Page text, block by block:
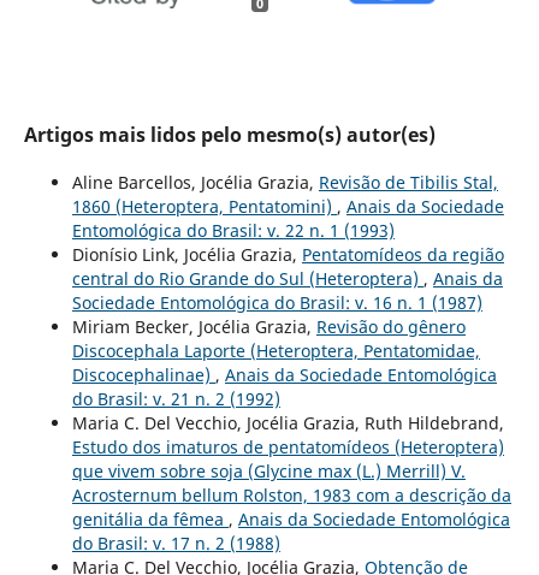
Artigos mais lidos pelo mesmo(s) autor(es)
Aline Barcellos, Jocélia Grazia, Revisão de Tibilis Stal,
1860 (Heteroptera, Pentatomini) , Anais da Sociedade
Entomológica do Brasil: v. 22 n. 1 (1993)
Dionísio Link, Jocélia Grazia, Pentatomídeos da região
central do Rio Grande do Sul (Heteroptera) , Anais da
Sociedade Entomológica do Brasil: v. 16 n. 1 (1987)
Miriam Becker, Jocélia Grazia, Revisão do gênero
Discocephala Laporte (Heteroptera, Pentatomidae,
Discocephalinae) , Anais da Sociedade Entomológica
do Brasil: v. 21 n. 2 (1992)
Maria C. Del Vecchio, Jocélia Grazia, Ruth Hildebrand,
Estudo dos imaturos de pentatomídeos (Heteroptera)
que vivem sobre soja (Glycine max (L.) Merrill) V.
Acrosternum bellum Rolston, 1983 com a descrição da
genitália da fêmea , Anais da Sociedade Entomológica
do Brasil: v. 17 n. 2 (1988)
Maria C. Del Vecchio, Jocélia Grazia, Obtenção de